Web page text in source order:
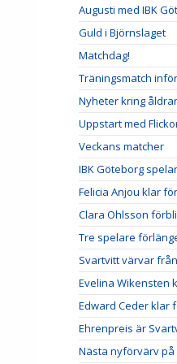
Augusti med IBK
Guld i Björnslaget
Matchdag!
Träningsmatch
Nyheter kring
Uppstart med
Veckans matcher
IBK Göteborg
Felicia Anjou klar
Clara Ohlsson
Tre spelare
Svartvitt värvar
Evelina Wikensten
Edward Ceder klar
Ehrenpreis är
Nästa nyförvärv på